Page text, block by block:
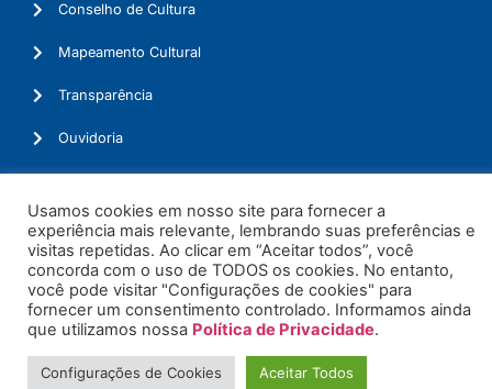
Conselho de Cultura
Mapeamento Cultural
Transparência
Ouvidoria
© 2026. Todos os Direitos Reservados.
Usamos cookies em nosso site para fornecer a
experiência mais relevante, lembrando suas preferências e
visitas repetidas. Ao clicar em “Aceitar todos”, você
concorda com o uso de TODOS os cookies. No entanto,
você pode visitar "Configurações de cookies" para
fornecer um consentimento controlado. Informamos ainda
que utilizamos nossa Política de Privacidade.
Configurações de Cookies Aceitar Todos